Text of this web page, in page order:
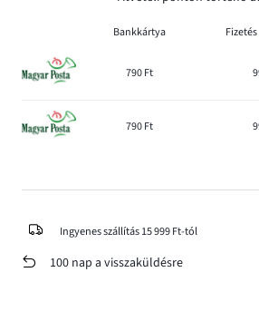
Bankkártya
790 Ft
790 Ft
Ingyenes szállítás 15 999 Ft-tól
100 nap a visszaküldésre